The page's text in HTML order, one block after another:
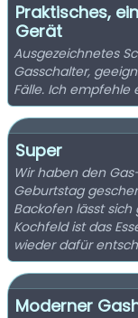
Praktisches,
Gerät
Ausgezeichnetes
Gasschalter,
Fälle. Ich empfehle es
Super
Wir haben den
Geburtstag
Backofen lässt
Kochfeld ist das
wieder dafür
Moderner